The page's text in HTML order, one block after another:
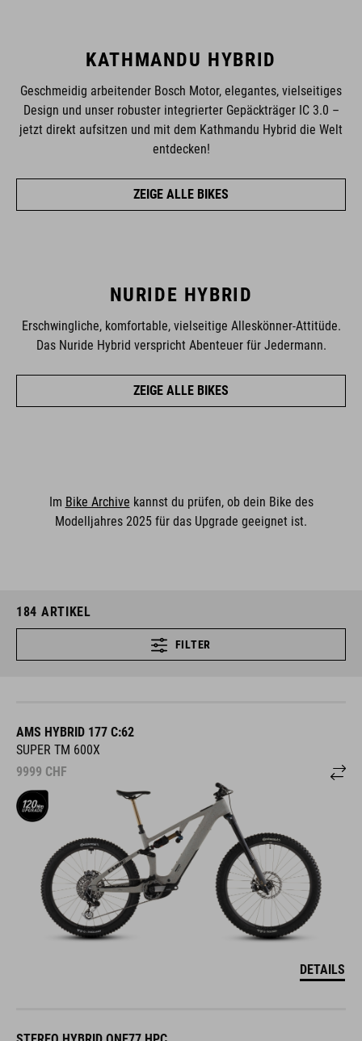
KATHMANDU HYBRID
Geschmeidig arbeitender Bosch Motor, elegantes, vielseitiges
Design und unser robuster integrierter Gepäckträger IC 3.0 –
jetzt direkt aufsitzen und mit dem Kathmandu Hybrid die Welt
entdecken!
ZEIGE ALLE BIKES
NURIDE HYBRID
Erschwingliche, komfortable, vielseitige Alleskönner-Attitüde.
Das Nuride Hybrid verspricht Abenteuer für Jedermann.
ZEIGE ALLE BIKES
Im Bike Archive kannst du prüfen, ob dein Bike des
Modelljahres 2025 für das Upgrade geeignet ist.
184 ARTIKEL
FILTER
AMS HYBRID 177 C:62
SUPER TM 600X
9999 CHF
DETAILS